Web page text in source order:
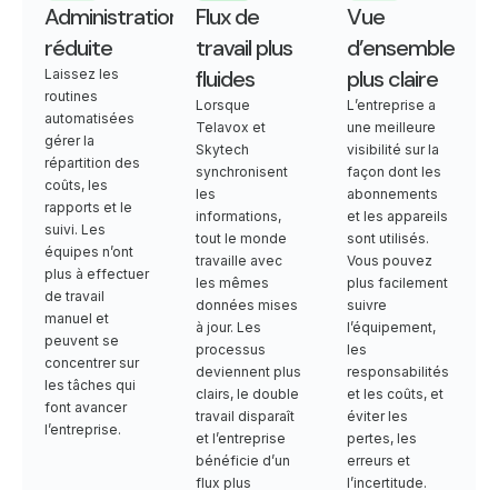
Administration
réduite
Laissez les
routines
automatisées
gérer la
répartition des
coûts, les
rapports et le
suivi. Les
équipes n’ont
plus à effectuer
de travail
manuel et
peuvent se
concentrer sur
les tâches qui
font avancer
l’entreprise.
Flux de
travail plus
fluides
Lorsque
Telavox et
Skytech
synchronisent
les
informations,
tout le monde
travaille avec
les mêmes
données mises
à jour. Les
processus
deviennent plus
clairs, le double
travail disparaît
et l’entreprise
bénéficie d’un
flux plus
Vue
d’ensemble
plus claire
L’entreprise a
une meilleure
visibilité sur la
façon dont les
abonnements
et les appareils
sont utilisés.
Vous pouvez
plus facilement
suivre
l’équipement,
les
responsabilités
et les coûts, et
éviter les
pertes, les
erreurs et
l’incertitude.